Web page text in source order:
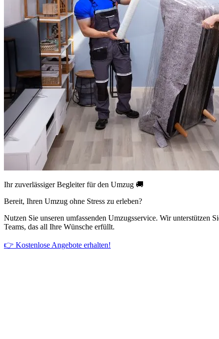
Ihr zuverlässiger Begleiter für den Umzug 🚚
Bereit, Ihren Umzug ohne Stress zu erleben?
Nutzen Sie unseren umfassenden Umzugsservice. Wir
Teams, das all Ihre Wünsche erfüllt.
👉 Kostenlose Angebote erhalten!